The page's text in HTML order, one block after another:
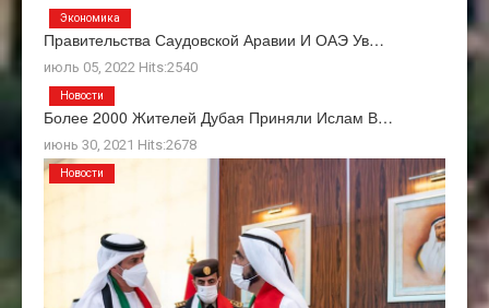
Правительства Саудовской Аравии И ОАЭ Ув…
июль 05, 2022 Hits:2540
Экономика
Более 2000 Жителей Дубая Приняли Ислам В…
июнь 30, 2021 Hits:2678
Новости
Новости